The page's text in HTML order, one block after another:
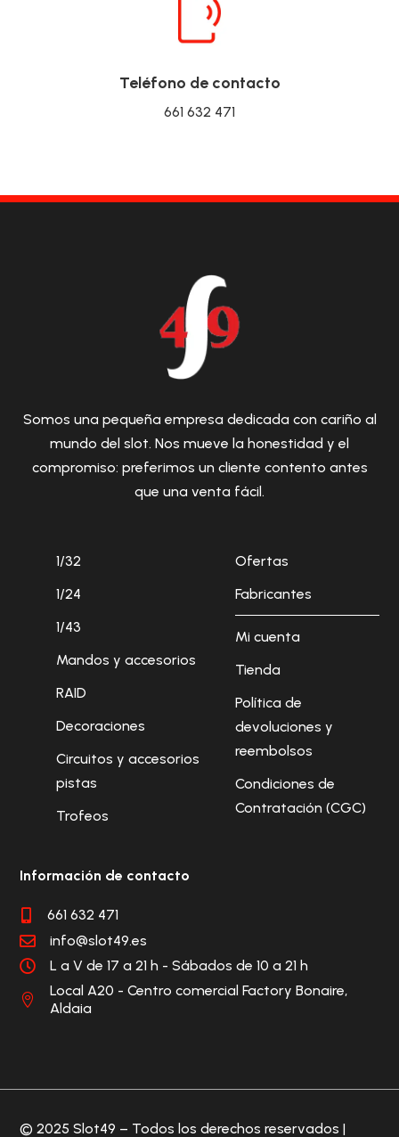
Teléfono de contacto
661 632 471
Somos una pequeña empresa dedicada con cariño al
mundo del slot. Nos mueve la honestidad y el
compromiso: preferimos un cliente contento antes
que una venta fácil.
1/32
1/24
1/43
Mandos y accesorios
RAID
Decoraciones
Circuitos y accesorios
pistas
Trofeos
Ofertas
Fabricantes
Mi cuenta
Tienda
Política de
devoluciones y
reembolsos
Condiciones de
Contratación (CGC)
Información de contacto
 661 632 471
 info@slot49.es
 L a V de 17 a 21 h - Sábados de 10 a 21 h

Local A20 - Centro comercial Factory Bonaire,
Aldaia
© 2025 Slot49 – Todos los derechos reservados |